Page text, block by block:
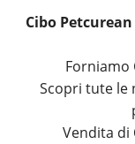
Cibo Petcurean
Forniamo
Scopri tute le
Vendita di